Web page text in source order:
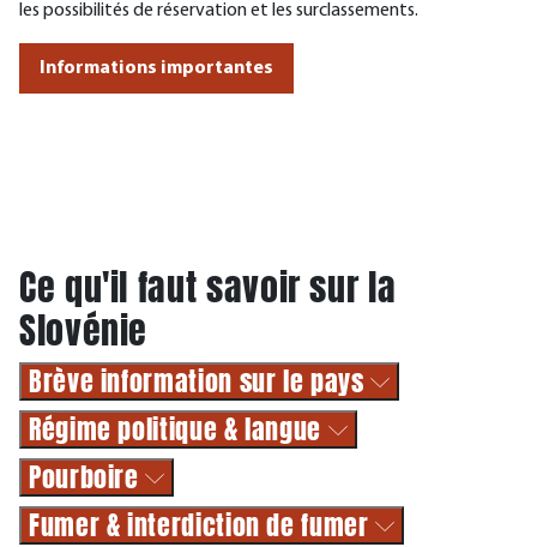
les possibilités de réservation et les surclassements.
Informations importantes
Ce qu'il faut savoir sur la
Slovénie
Brève information sur le pays
Régime politique & langue
Pourboire
Fumer & interdiction de fumer